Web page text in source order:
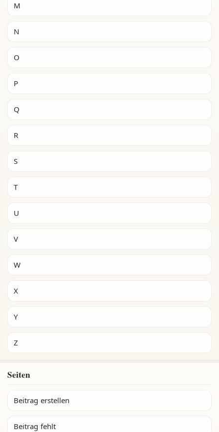
M
N
O
P
Q
R
S
T
U
V
W
X
Y
Z
Seiten
Beitrag erstellen
Beitrag fehlt